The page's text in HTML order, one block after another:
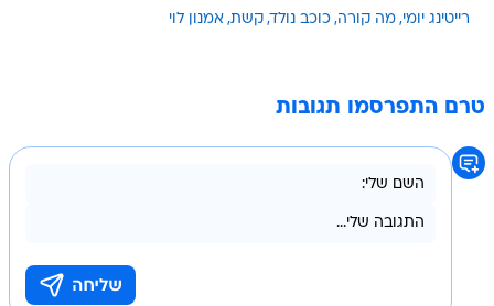
רייטינג יומי מה קורה כוכב נולד קשת אמנון לוי
טרם התפרסמו תגובות